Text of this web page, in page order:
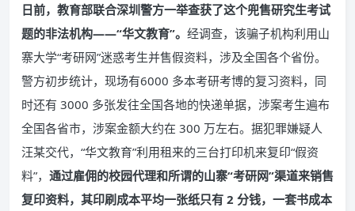
日前，教育部联合深圳警方一举查获了这个兜售研究生考试
题的非法机构——“华文教育”。 经调查，该骗子机构利用山
寨大学“考研网”迷惑考生并售假资料，涉及全国各个省份。
警方初步统计，现场有6000 多本考研考博的复习资料，同
时还有 3000 多张发往全国各地的快递单据，涉案考生遍布
全国各省市，涉案金额大约在 300 万左右。据犯罪嫌疑人
汪某交代，“华文教育”利用租来的三台打印机来复印“假资
料”， 通过雇佣的校园代理和所谓的山寨“考研网”渠道来销售
复印资料，其印刷成本平均一张纸只有 2 分钱，一套书成本